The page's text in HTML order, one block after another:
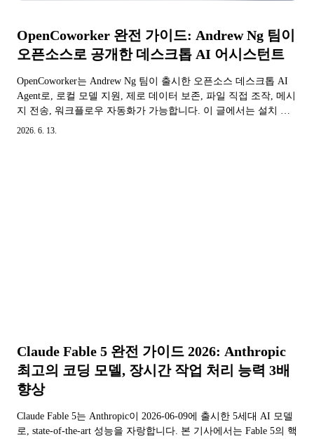
OpenCoworker 완전 가이드: Andrew Ng 팀이
오픈소스로 공개한 데스크톱 AI 어시스턴트
OpenCoworker는 Andrew Ng 팀이 출시한 오픈소스 데스크톱 AI
Agent로, 로컬 모델 지원, 제로 데이터 보존, 파일 직접 조작, 메시
지 전송, 워크플로우 자동화가 가능합니다. 이 글에서는 설치 설
정, CLI Agent와의 비교, 실전 시나리오와 모범 사례를 자세히...
2026. 6. 13.
Claude Fable 5 완전 가이드 2026: Anthropic
최고의 코딩 모델, 장시간 작업 처리 능력 3배
향상
Claude Fable 5는 Anthropic이 2026-06-09에 출시한 5세대 AI 모델
로, state-of-the-art 성능을 자랑합니다. 본 기사에서는 Fable 5의 핵